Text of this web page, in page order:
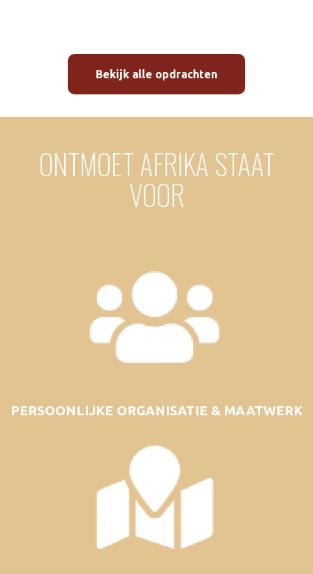
Bekijk alle opdrachten
ONTMOET AFRIKA STAAT
VOOR
PERSOONLIJKE ORGANISATIE & MAATWERK